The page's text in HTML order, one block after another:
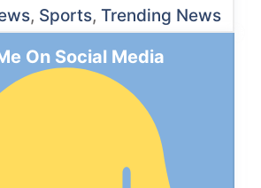
, Sports,Trending News
On Social Media